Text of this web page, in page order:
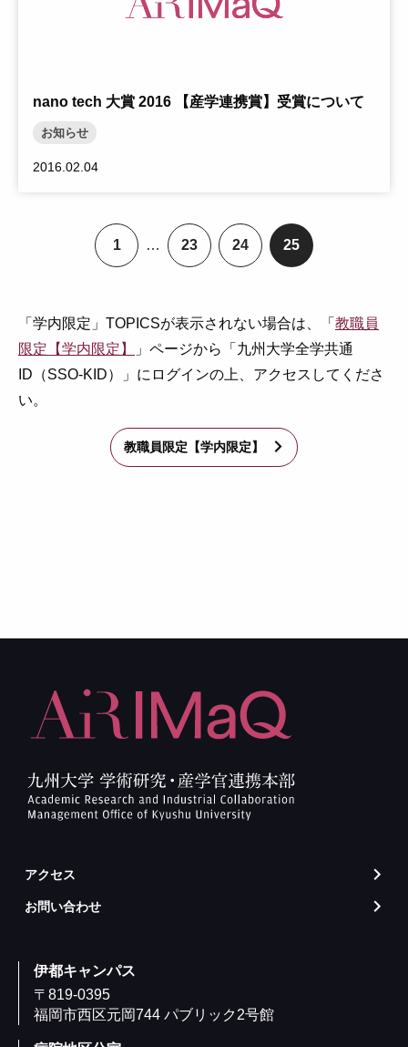
nano tech 大賞 2016 【産学連携賞】受賞について
お知らせ
2016.02.04
ペ
ー
1 …
ペ
ー
23
ペ
ー
24
ペ
ー
25
「学内限定」TOPICSが表示されない場合は、「 教職員
限定【学内限定】
」ページから「九州大学全学共通
ID（SSO-KID）」にログインの上、アクセスしてくださ
い。
教職員限定【学内限定】 arrow_forward_ios
アクセス arrow_forward_ios
お問い合わせ arrow_forward_ios
伊都キャンパス
〒819-0395
福岡市西区元岡744 パブリック2号館